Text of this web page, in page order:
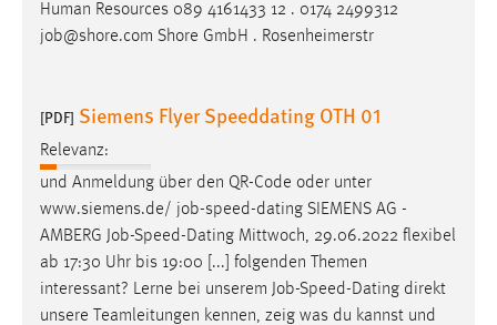
Human Resources 089 4161433 12 . 0174 2499312
job@shore.com Shore GmbH . Rosenheimerstr
[PDF] Siemens Flyer Speeddating OTH 01
Relevanz:
und Anmeldung über den QR-Code oder unter
www.siemens.de/ job-speed-dating SIEMENS AG -
AMBERG Job-Speed-Dating Mittwoch, 29.06.2022 flexibel
ab 17:30 Uhr bis 19:00 [...] folgenden Themen
interessant? Lerne bei unserem Job-Speed-Dating direkt
unsere Teamleitungen kennen, zeig was du kannst und